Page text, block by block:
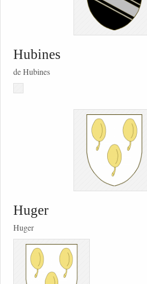
Hubines
de Hubines
Huger
Huger